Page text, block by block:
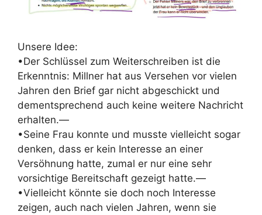
Unsere Idee:
•Der Schlüssel zum Weiterschreiben ist die
Erkenntnis: Millner hat aus Versehen vor vielen
Jahren den Brief gar nicht abgeschickt und
dementsprechend auch keine weitere Nachricht
erhalten.—
•Seine Frau konnte und musste vielleicht sogar
denken, dass er kein Interesse an einer
Versöhnung hatte, zumal er nur eine sehr
vorsichtige Bereitschaft gezeigt hatte.—
•Vielleicht könnte sie doch noch Interesse
zeigen, auch nach vielen Jahren, wenn sie